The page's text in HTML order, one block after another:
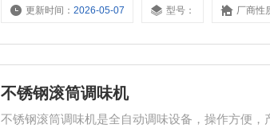
更新时间：2026-05-07 型号： 厂商性
不锈钢滚筒调味机
不锈钢滚筒调味机是全自动调味设备，操作方便